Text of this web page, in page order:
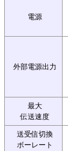
電源
外部電源出力
最大
伝送速度
送受信切換
ボーレート